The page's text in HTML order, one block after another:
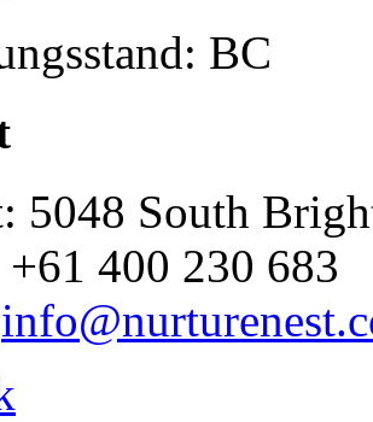
BC
5048 South
400 230 683